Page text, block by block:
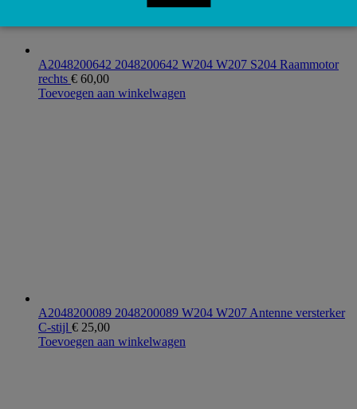
A2048200642 2048200642 W204 W207 S204 Raammotor
rechts € 60,00
Toevoegen aan winkelwagen
A2048200089 2048200089 W204 W207 Antenne versterker
C-stijl € 25,00
Toevoegen aan winkelwagen